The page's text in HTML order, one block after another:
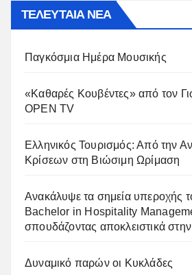
ΤΕΛΕΥΤΑΙΑ ΝΕΑ
Παγκόσμια Ημέρα Μουσικής
«Καθαρές Κουβέντες» από τον
OPEN TV
Ελληνικός Τουρισμός: Από την
Κρίσεων στη Βιώσιμη Ωρίμαση
Ανακάλυψε τα σημεία υπεροχής
Bachelor in Hospitality
σπουδάζοντας αποκλειστικά
Δυναμικό παρών οι Κυκλάδες